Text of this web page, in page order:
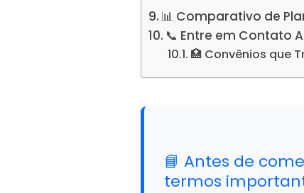
📊 Comparativo de
📞 Entre em Contato
🏥 Convênios que
📘 Antes de
termos